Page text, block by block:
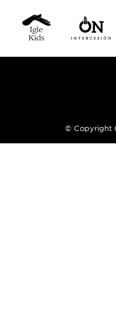
© Copyright